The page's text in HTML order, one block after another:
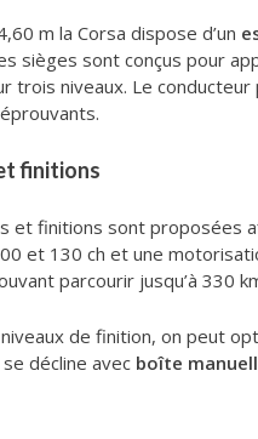
m la Corsa dispose d’un
sièges sont conçus pour
trois niveaux. Le
finitions
et finitions sont proposées
et 130 ch et une
parcourir jusqu’à 330
de finition, on peut
décline avec boîte